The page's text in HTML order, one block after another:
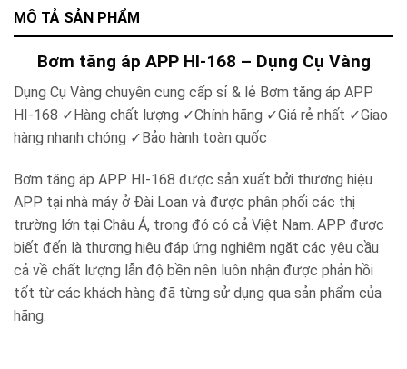
MÔ TẢ SẢN PHẨM
Bơm tăng áp APP HI-168 – Dụng Cụ Vàng
Dụng Cụ Vàng chuyên cung cấp sỉ & lẻ Bơm tăng áp APP
HI-168 ✓ Hàng chất lượng ✓Chính hãng ✓Giá rẻ nhất ✓Giao
hàng nhanh chóng ✓ Bảo hành toàn quốc
Bơm tăng áp APP HI-168 được sản xuất bởi thương hiệu
APP tại nhà máy ở Đài Loan và được phân phối các thị
trường lớn tại Châu Á, trong đó có cả Việt Nam. APP được
biết đến là thương hiệu đáp ứng nghiêm ngặt các yêu cầu
cả về chất lượng lẫn độ bền nên luôn nhận được phản hồi
tốt từ các khách hàng đã từng sử dụng qua sản phẩm của
hãng.